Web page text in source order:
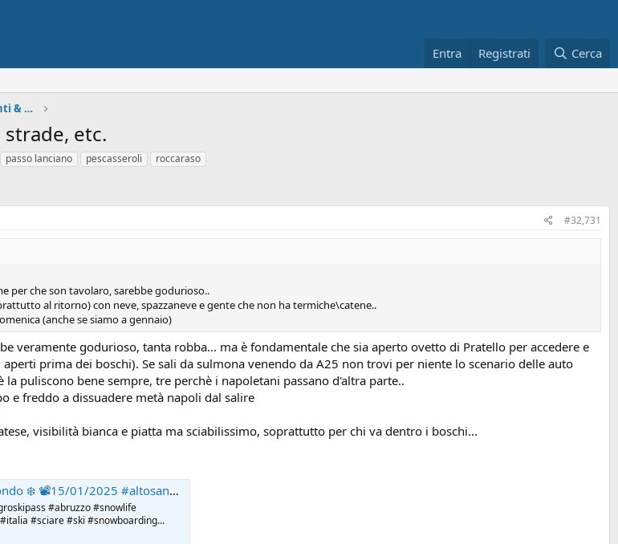
Entra Registrati Cerca
Situazione neve, piste, apertura impianti & Meteo
etc.
passo lanciano pescasseroli roccaraso
#32,731
per che son tavolaro, sarebbe godurioso..
al ritorno) con neve, spazzaneve e gente che non ha termiche\catene..
(anche se siamo a gennaio)
veramente godurioso, tanta robba... ma è fondamentale che sia aperto ovetto di Pratello per accedere e
prima dei boschi). Se sali da sulmona venendo da A25 non trovi per niente lo scenario delle auto
puliscono bene sempre, tre perchè i napoletani passano d'altra parte..
e freddo a dissuadere metà napoli dal salire
visibilità bianca e piatta ma sciabilissimo, soprattutto per chi va dentro i boschi...
#neve #italy #abruzzolovers #italia #sciare #ski #snowboarding #mounta
#abruzzo #snowlife
#sciare #ski #snowboarding...